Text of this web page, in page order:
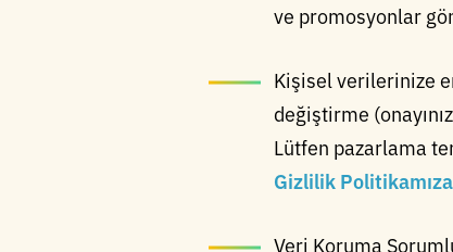
ve promosyonlar
Kişisel verilerinize
değiştirme
Lütfen pazarlama
Gizlilik Politikamıza
Veri Koruma